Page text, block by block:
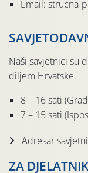
Email: strucna-
Naši savjetnici su
diljem Hrvatske.
8 – 16 sati
7 – 15 sati
Adresar
ZA